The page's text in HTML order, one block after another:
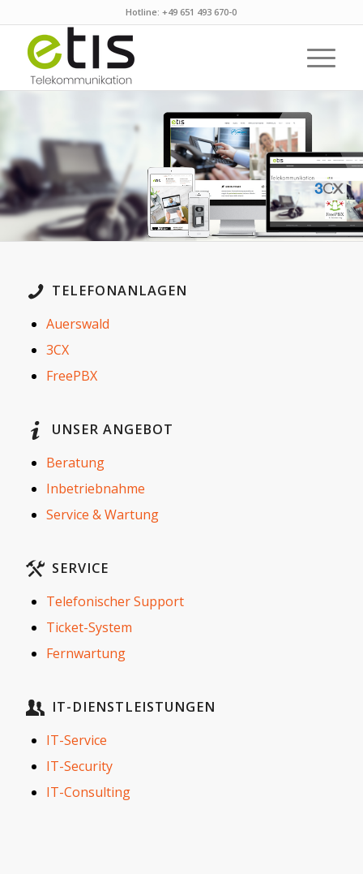
Hotline: +49 651 493 670-0
TELEFONANLAGEN
Auerswald
3CX
FreePBX
UNSER ANGEBOT
Beratung
Inbetriebnahme
Service & Wartung
SERVICE
Telefonischer Support
Ticket-System
Fernwartung
IT-DIENSTLEISTUNGEN
IT-Service
IT-Security
IT-Consulting